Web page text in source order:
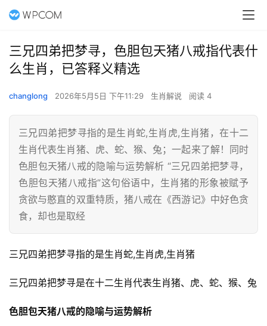
三兄四弟把梦寻，色胆包天猪八戒指代表什
么生肖，已答释义精选
changlong 2026年5月5日 下午11:29 生肖解说 阅读 4
三兄四弟把梦寻指的是生肖蛇,生肖虎,生肖猪，在十二
生肖代表生肖猪、虎、蛇、猴、兔；一起来了解！同时
色胆包天猪八戒的隐喻与运势解析 “三兄四弟把梦寻，
色胆包天猪八戒指”这句俗语中，生肖猪的形象被赋予
贪欲与憨直的双重特质，猪八戒在《西游记》中好色贪
食，却也是取经
三兄四弟把梦寻指的是生肖蛇,生肖虎,生肖猪
三兄四弟把梦寻是在十二生肖代表生肖猪、虎、蛇、猴、兔
色胆包天猪八戒的隐喻与运势解析